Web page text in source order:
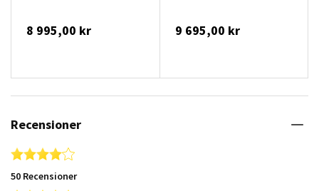
8 995,00 kr 9 695,00 kr
Recensioner
4.2 star rating
50 Recensioner